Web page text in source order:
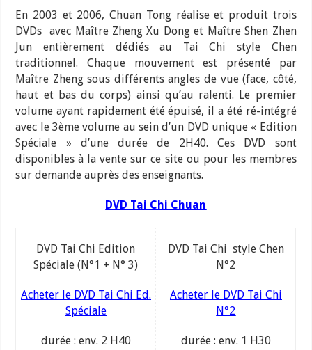
En 2003 et 2006, Chuan Tong réalise et produit trois
DVDs avec Maître Zheng Xu Dong et Maître Shen Zhen
Jun entièrement dédiés au Tai Chi style Chen
traditionnel. Chaque mouvement est présenté par
Maître Zheng sous différents angles de vue (face, côté,
haut et bas du corps) ainsi qu’au ralenti. Le premier
volume ayant rapidement été épuisé, il a été ré-intégré
avec le 3ème volume au sein d’un DVD unique « Edition
Spéciale » d’une durée de 2H40. Ces DVD sont
disponibles à la vente sur ce site ou pour les membres
sur demande auprès des enseignants.
DVD Tai Chi Chuan
DVD Tai Chi Edition
Spéciale (N°1 + N° 3)
Acheter le DVD Tai Chi Ed.
Spéciale
durée : env. 2 H40
DVD Tai Chi style Chen
N°2
Acheter le DVD Tai Chi
N°2
durée : env. 1 H30